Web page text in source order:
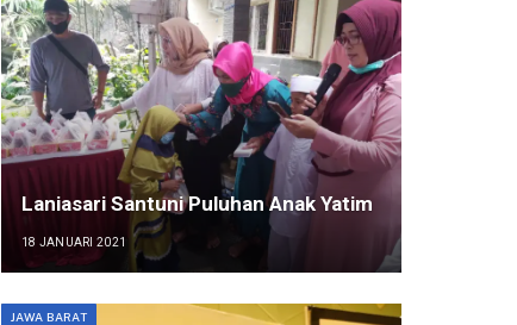
Laniasari Santuni Puluhan Anak Yatim
18 JANUARI 2021
JAWA BARAT